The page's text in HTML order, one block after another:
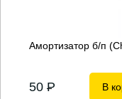
Амортизатор б/п
50 P В